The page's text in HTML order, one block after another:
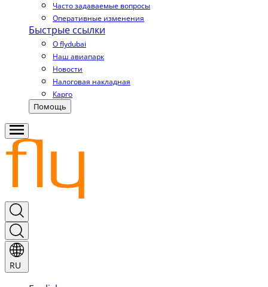
Часто задаваемые вопросы
Оперативные изменения
Быстрые ссылки
О flydubai
Наш авиапарк
Новости
Налоговая накладная
Карго
Помощь
RU